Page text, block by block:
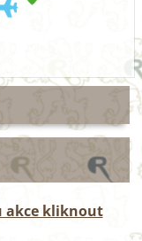
akce kliknout